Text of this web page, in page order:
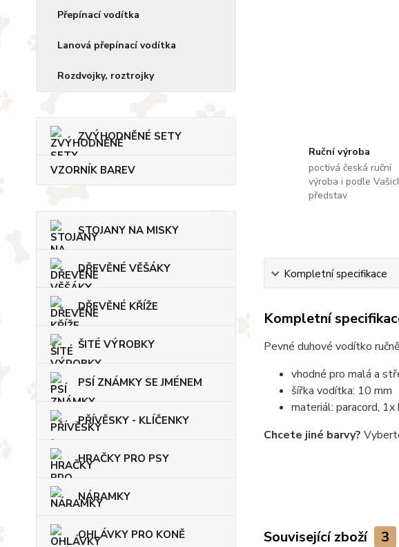
Přepínací vodítka
Lanová přepínací vodítka
Rozdvojky, roztrojky
ZVÝHODNĚNÉ SETY
VZORNÍK BAREV
STOJANY NA MISKY
DŘEVĚNÉ VĚŠÁKY
DŘEVĚNÉ KŘÍŽE
ŠITÉ VÝROBKY
PSÍ ZNÁMKY SE JMÉNEM
PŘÍVĚSKY - KLÍČENKY
HRAČKY PRO PSY
NÁRAMKY
OHLÁVKY PRO KONĚ
Ruční výroba
poctivá česká ruční
výroba i podle
představ
Kompletní specifikace
Kompletní
Pevné duhové vodítko
vhodné pro malá a
šířka vodítka: 10 mm
materiál: paracord, 1x
Chcete jiné barvy?
Související zboží 3